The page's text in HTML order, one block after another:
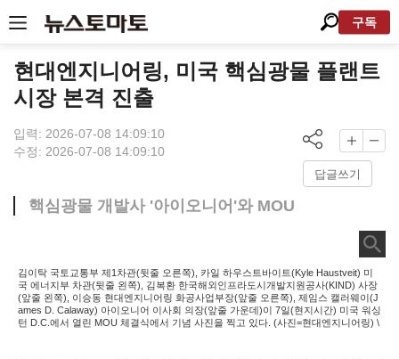
구독
현대엔지니어링, 미국 핵심광물 플랜트
시장 본격 진출
입력: 2026-07-08 14:09:10
수정: 2026-07-08 14:09:10
답글쓰기
핵심광물 개발사 '아이오니어'와 MOU
김이탁 국토교통부 제1차관(뒷줄 오른쪽), 카일 하우스트바이트(Kyle Haustveit) 미
국 에너지부 차관(뒷줄 왼쪽), 김복환 한국해외인프라도시개발지원공사(KIND) 사장
(앞줄 왼쪽), 이승동 현대엔지니어링 화공사업부장(앞줄 오른쪽), 제임스 캘러웨이(J
ames D. Calaway) 아이오니어 이사회 의장(앞줄 가운데)이 7일(현지시간) 미국 워싱
턴 D.C.에서 열린 MOU 체결식에서 기념 사진을 찍고 있다. (사진=현대엔지니어링) \